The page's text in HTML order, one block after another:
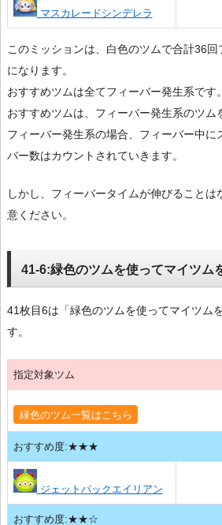
マスカレードシンデレラ
このミッションは、白色のツムで合計36
になります。
おすすめツムは全てフィーバー発生系です。
おすすめツムは、フィーバー発生系のツム
フィーバー発生系の場合、フィーバー中に
バー数はカウントされていきます。
しかし、フィーバータイムが伸びることは
意ください。
41-6:緑色のツムを使ってマイツム
41枚目6は「緑色のツムを使ってマイツム
す。
指定対象ツム
緑色のツム一覧はこちら
おすすめ度:★★★
ジェットパックエイリアン
おすすめ度:★★☆